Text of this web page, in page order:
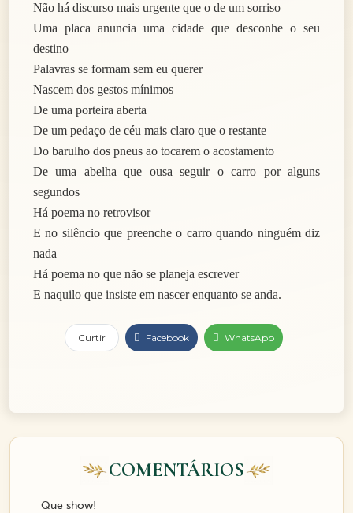
Não há discurso mais urgente que o de um sorriso
Uma placa anuncia uma cidade que desconhe o seu
destino
Palavras se formam sem eu querer
Nascem dos gestos mínimos
De uma porteira aberta
De um pedaço de céu mais claro que o restante
Do barulho dos pneus ao tocarem o acostamento
De uma abelha que ousa seguir o carro por alguns
segundos
Há poema no retrovisor
E no silêncio que preenche o carro quando ninguém diz
nada
Há poema no que não se planeja escrever
E naquilo que insiste em nascer enquanto se anda.
Curtir Facebook WhatsApp
COMENTÁRIOS
Que show!